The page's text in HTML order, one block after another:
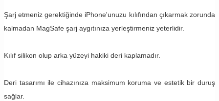
Şarj etmeniz gerektiğinde iPhone'unuzu kılıfından çıkarmak zorunda
kalmadan MagSafe şarj aygıtınıza yerleştirmeniz yeterlidir.
Kılıf silikon olup arka yüzeyi hakiki deri kaplamadır.
Deri tasarımı ile cihazınıza maksimum koruma ve estetik bir duruş
sağlar.